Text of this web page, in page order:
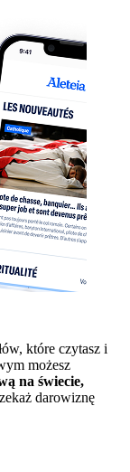
które czytasz i
możesz
na świecie,
darowiznę